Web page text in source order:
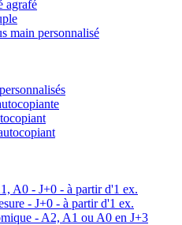
agrafé
main personnalisé
A0 - J+0 - à partir d'1 ex.
- J+0 - à partir d'1 ex.
- A2, A1 ou A0 en J+3